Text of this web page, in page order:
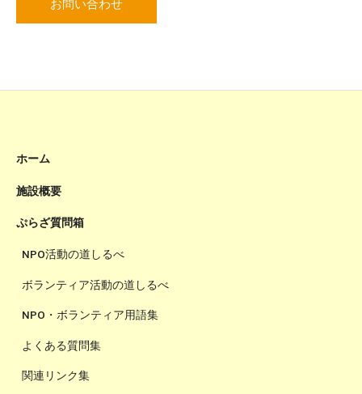
お問い合わせ
ホーム
施設概要
ぷらざ質問箱
NPO活動の道しるべ
ボランティア活動の道しるべ
NPO・ボランティア用語集
よくある質問集
関連リンク集